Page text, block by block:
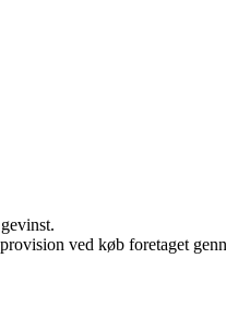
ved køb foretaget